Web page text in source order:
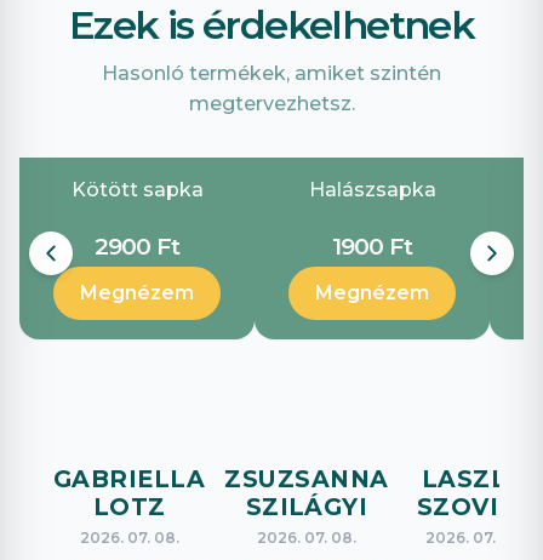
Ezek is érdekelhetnek
Hasonló termékek, amiket szintén
megtervezhetsz.
Kötött sapka
2900 Ft
Megnézem
Halászsapka
1900 Ft
Megnézem
GABRIELLA
LOTZ
2026. 07. 08.
ZSUZSANNA
SZILÁGYI
2026. 07. 08.
LASZLO
SZOVICS
2026. 07. 08.